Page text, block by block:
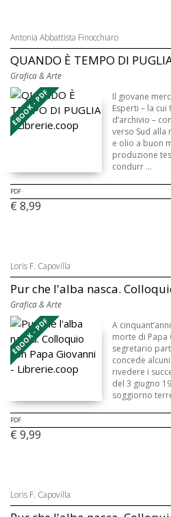
Antonia Abbattista Finocchiaro
QUANDO È TEMPO DI
Grafica & Arte
EBOOK - PDF
Il giovane
Esperti – la
d’archivio –
verso Sud alla
e olio a buon
produzione
condurr ...
PDF
€ 8,99
Loris F. Capovilla
Pur che l'alba nasca.
Grafica & Arte
EBOOK - PDF
A
morte di Papa
segretario
concede
rivedere i
del 3 giugno
soggiorno
PDF
€ 9,99
Loris F. Capovilla